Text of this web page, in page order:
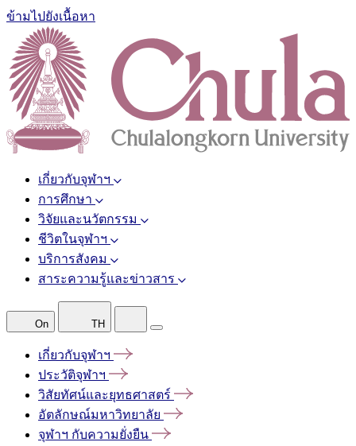
ข้ามไปยังเนื้อหา
เกี่ยวกับจุฬาฯ
การศึกษา
วิจัยและนวัตกรรม
ชีวิตในจุฬาฯ
บริการสังคม
สาระความรู้และข่าวสาร
On TH
เกี่ยวกับจุฬาฯ
ประวัติจุฬาฯ
วิสัยทัศน์และยุทธศาสตร์
อัตลักษณ์มหาวิทยาลัย
จุฬาฯ กับความยั่งยืน